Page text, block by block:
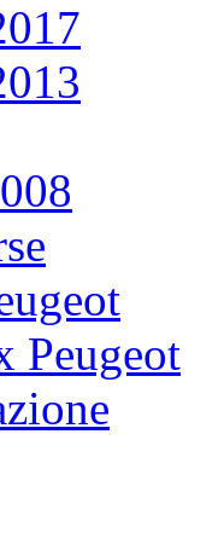
Peugeot